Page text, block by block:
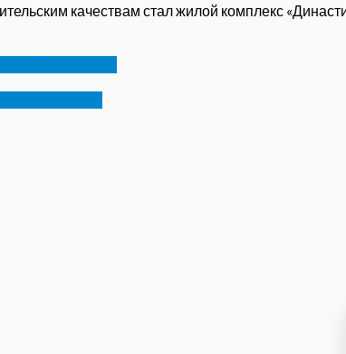
качествам стал жилой комплекс